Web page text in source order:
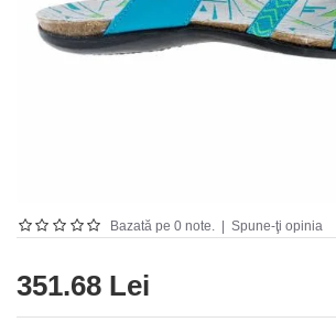
Bazată pe 0 note. Spune-ţi opinia
351.68 Lei